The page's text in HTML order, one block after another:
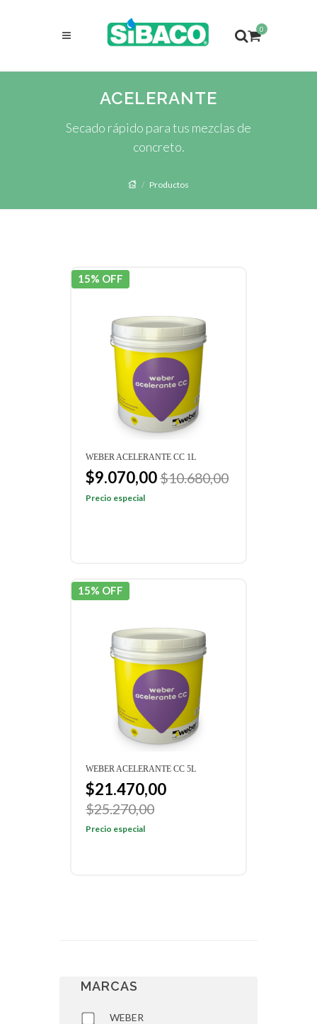
0
ACELERANTE
Secado rápido para tus mezclas de
concreto.
Productos
15% OFF
WEBER ACELERANTE CC 1L
$9.070,00$10.680,00
Precio especial
15% OFF
WEBER ACELERANTE CC 5L
$21.470,00
$25.270,00
Precio especial
MARCAS
WEBER